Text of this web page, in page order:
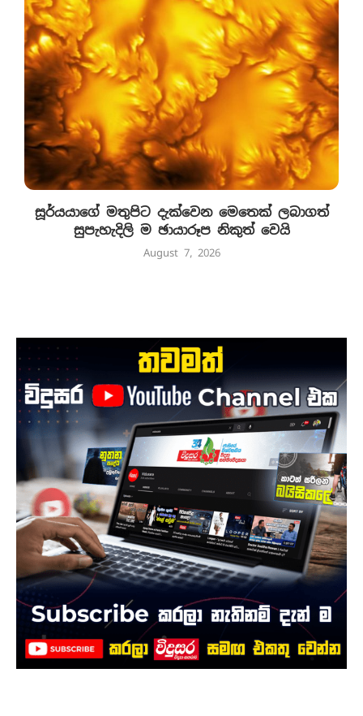
සූර්යයාගේ මතුපිට දැක්වෙන මෙතෙක් ලබාගත්
සුපැහැදිලි ම ඡායාරූප නිකුත් වෙයි
August 7, 2026